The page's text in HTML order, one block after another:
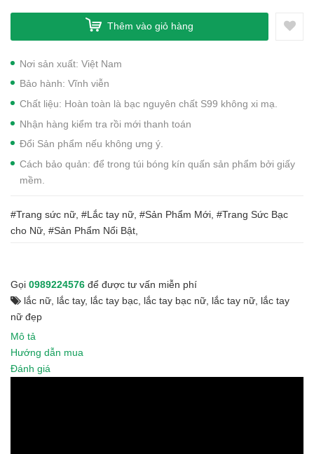
Thêm vào giỏ hàng
Nơi sản xuất: Việt Nam
Bảo hành: Vĩnh viễn
Chất liệu: Hoàn toàn là bạc nguyên chất S99 không xi mạ.
Nhận hàng kiểm tra rồi mới thanh toán
Đổi Sản phẩm nếu không ưng ý.
Cách bảo quản: để trong túi bóng kín quấn sản phẩm bởi giấy
mềm.
#Trang sức nữ, #Lắc tay nữ, #Sản Phẩm Mới, #Trang Sức Bạc
cho Nữ, #Sản Phẩm Nổi Bật,
Gọi 0989224576 để được tư vấn miễn phí
lắc nữ, lắc tay, lắc tay bạc, lắc tay bạc nữ, lắc tay nữ, lắc tay
nữ đẹp
Mô tả
Hướng dẫn mua
Đánh giá